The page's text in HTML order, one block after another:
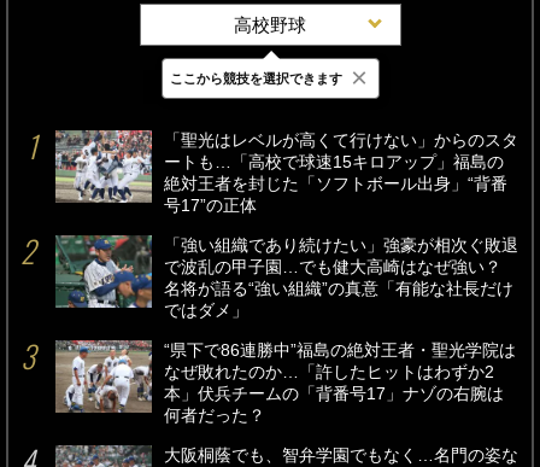
高校野球
最新 24時間 週間
「聖光はレベルが高くて行けない」からのスタ
ートも…「高校で球速15キロアップ」福島の
絶対王者を封じた「ソフトボール出身」“背番
号17”の正体
「強い組織であり続けたい」強豪が相次ぐ敗退
で波乱の甲子園…でも健大高崎はなぜ強い？
名将が語る“強い組織”の真意「有能な社長だけ
ではダメ」
“県下で86連勝中”福島の絶対王者・聖光学院は
なぜ敗れたのか…「許したヒットはわずか2
本」伏兵チームの「背番号17」ナゾの右腕は
何者だった？
大阪桐蔭でも、智弁学園でもなく…名門の姿な
ここから競技を選択できます ×